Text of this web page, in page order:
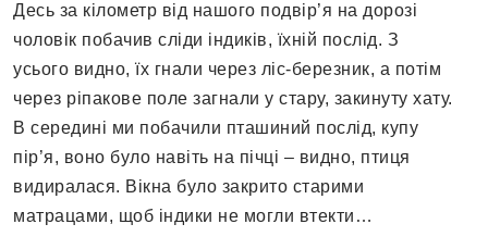
Десь за кілометр від нашого подвір’я на дорозі
чоловік побачив сліди індиків, їхній послід. З
усього видно, їх гнали через ліс-березник, а потім
через ріпакове поле загнали у стару, закинуту хату.
В середині ми побачили пташиний послід, купу
пір’я, воно було навіть на пічці – видно, птиця
видиралася. Вікна було закрито старими
матрацами, щоб індики не могли втекти…